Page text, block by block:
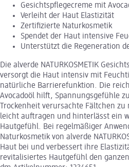
Gesichtspflegecreme mit
Verleiht der Haut Elastizität
Zertifizierte Naturkosmetik
Spendet der Haut intensive
Unterstützt die Regeneration
Die alverde NATURKOSMETIK
versorgt die Haut intensiv mit
natürliche Barrierefunktion. Die
Avocadoöl hilft, Spannungsgefühle
Trockenheit verursachte Fältchen
leicht auftragen und hinterlässt ein
Hautgefühl. Bei regelmäßiger
Naturkosmetik von alverde
Haut bei und verbessert ihre
revitalisiertes Hautgefühl den ganzen